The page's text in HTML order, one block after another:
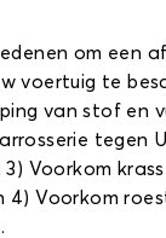
om een
voertuig te
van stof en
tegen
Voorkom
4) Voorkom